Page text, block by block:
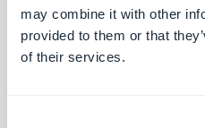
may combine it with other
provided to them or that
of their services.